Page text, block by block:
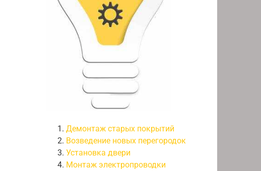
Демонтаж старых покрытий
Возведение новых перегородок
Установка двери
Монтаж электропроводки